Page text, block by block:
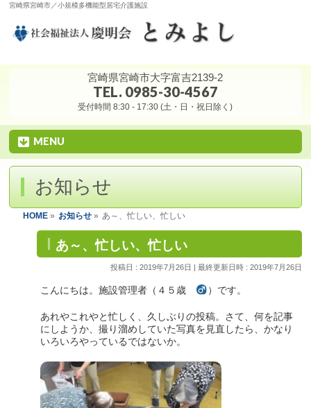
宮崎県宮崎市／小規模多機能型居宅介護施設
宮崎県宮崎市大字富吉2139-2
TEL. 0985-30-4567
受付時間 8:30 - 17:30 (土・日・祝日除く)
MENU
お知らせ
HOME » お知らせ » あ～、忙しい、忙しい
あ～、忙しい、忙しい
投稿日 : 2019年7月26日 最終更新日時 : 2019年7月26日
こんにちは。施設管理者（４５歳 ）です。
あれやこれやと忙しく、久しぶりの投稿。さて、何を記事
にしようか、撮り溜めしていた写真を見直したら、かなり
いろいろやっているではないか。